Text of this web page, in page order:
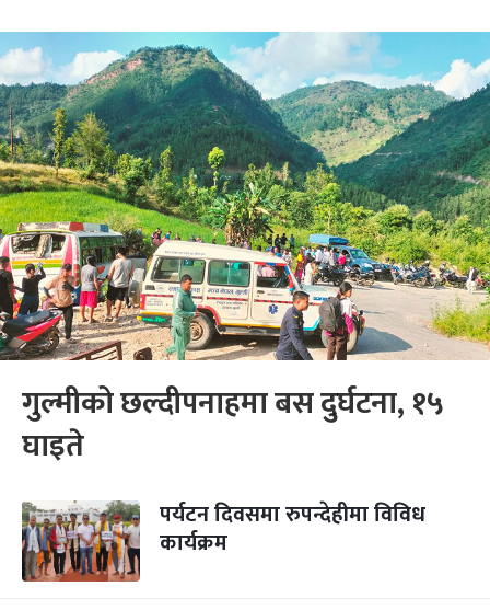
गुल्मीको छल्दीपनाहमा बस दुर्घटना, १५
घाइते
पर्यटन दिवसमा रुपन्देहीमा विविध
कार्यक्रम